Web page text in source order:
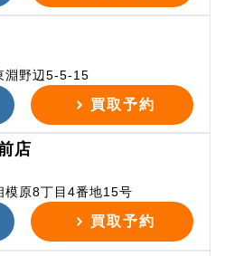
淵野辺5-5-15
買取予約
店
模原8丁目4番地15号
買取予約